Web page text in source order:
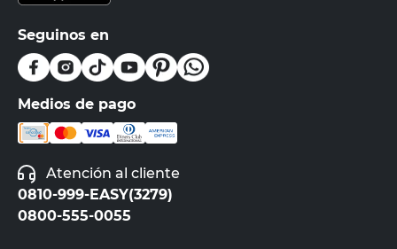
Seguinos en
Medios de pago
Atención al cliente
0810-999-EASY(3279)
0800-555-0055